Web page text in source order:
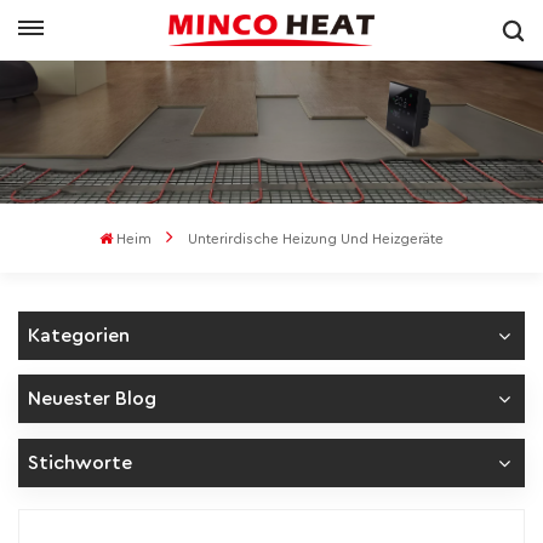
Heim Unterirdische Heizung Und Heizgeräte
Kategorien
Neuester Blog
Stichworte